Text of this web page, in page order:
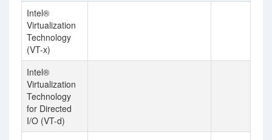
Intel®
Virtualization
Technology
(VT-x)
Intel®
Virtualization
Technology
for Directed
I/O (VT-d)